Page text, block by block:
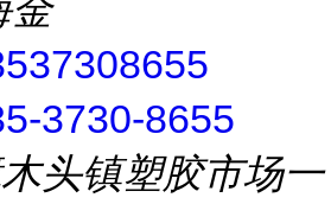
金
3730-8655
头镇塑胶市场一